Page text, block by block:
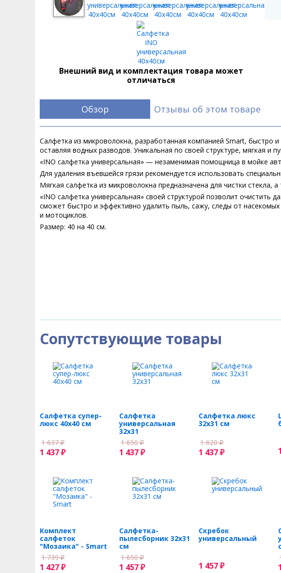
Внешний вид и комплектация товара может
отличаться
Обзор Отзывы об этом товаре
Cалфетка из микроволокна, разработанная компанией Smart, быстро
оставляя водных разводов. Уникальная по своей структуре, мягкая и
«INO салфетка универсальная» — незаменимая помощница в мойке
Для удаления въевшейся грязи рекомендуется использовать
Мягкая салфетка из микроволокна предназначена для чистки стекла,
«INO салфетка универсальная» своей структурой позволит очистить
сможет быстро и эффективно удалить пыль, сажу, следы от насекомых
и мотоциклов.
Размер: 40 на 40 см.
Сопутствующие товары
Салфетка супер-
люкс 40х40 см
1 637₽
1 437 ₽
Салфетка
универсальная
32x31
1 650₽
1 437 ₽
Салфетка люкс
32х31 см
1 620₽
1 437 ₽
Комплект
салфеток
"Мозаика" - Smart
1 739₽
1 427 ₽
Салфетка-
пылесборник 32х31
см
1 650₽
1 457 ₽
Скребок
универсальный
1 457 ₽